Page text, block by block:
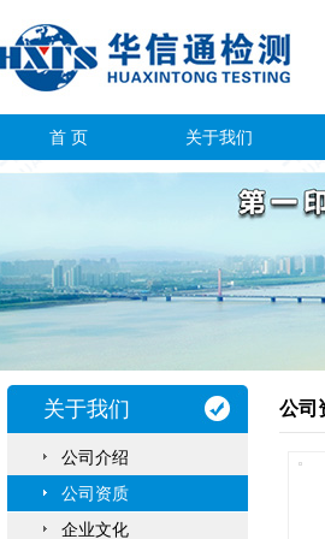
首 页 关于我们
关于我们
公司介绍
公司资质
企业文化
公司